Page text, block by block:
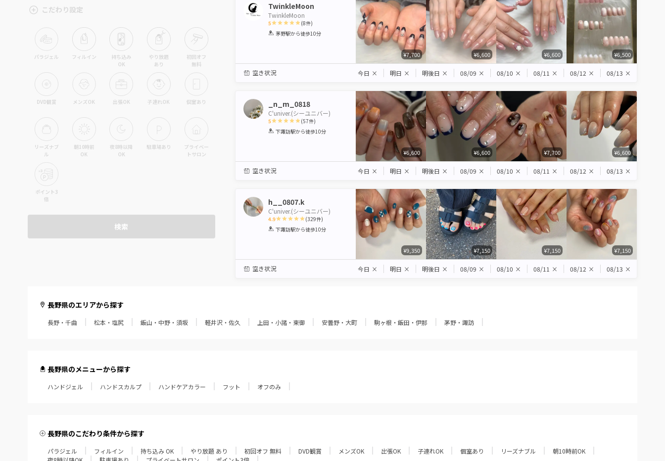
こだわり設定
パラジェル フィルイン
持ち込み
OK
やり放題
あり
初回オフ
無料
DVD観賞 メンズOK 出張OK 子連れOK 個室あり
リーズナブ
ル
朝10時前
OK
夜8時以降
OK
駐車場あり
プライベー
トサロン
ポイント3
倍
検索
TwinkleMoon
TwinkleMoon
5
1 2 3 4 5
(8件)
茅野駅から徒歩10分
¥7,700 ¥6,600 ¥6,600 ¥6,500
空き状況 今日 × 明日 × 明後日 × 08/09 × 08/10 × 08/11 × 08/12 × 08/13 ×
_n_m_0818
C'univer.(シーユニバー)
5
1 2 3 4 5
(57件)
下諏訪駅から徒歩10分
¥6,600 ¥6,600 ¥7,700 ¥6,600
空き状況 今日 × 明日 × 明後日 × 08/09 × 08/10 × 08/11 × 08/12 × 08/13 ×
h__0807.k
C'univer.(シーユニバー)
4.9
1 2 3 4 5
(329件)
下諏訪駅から徒歩10分
¥9,350 ¥7,150 ¥7,150 ¥7,150
空き状況 今日 × 明日 × 明後日 × 08/09 × 08/10 × 08/11 × 08/12 × 08/13 ×
長野県のエリアから探す
長野・千曲 松本・塩尻 飯山・中野・須坂 軽井沢・佐久 上田・小諸・東御 安曇野・大町 駒ヶ根・飯田・伊那 茅野・諏訪
長野県のメニューから探す
ハンドジェル ハンドスカルプ ハンドケアカラー フット オフのみ
長野県のこだわり条件から探す
パラジェル フィルイン 持ち込み OK やり放題 あり 初回オフ 無料 DVD観賞 メンズOK 出張OK 子連れOK 個室あり リーズナブル
朝10時前OK